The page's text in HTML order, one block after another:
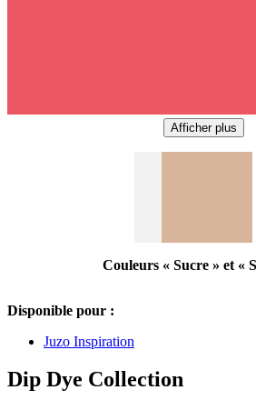
Afficher plus
Couleurs « Sucre » et «
Disponible pour :
Juzo Inspiration
Dip Dye Collection